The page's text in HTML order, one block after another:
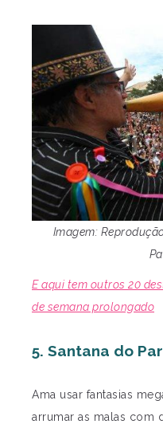
Imagem:
E aqui tem outros 20
de semana prolongado
5. Santana do
Ama usar fantasias
arrumar as malas com